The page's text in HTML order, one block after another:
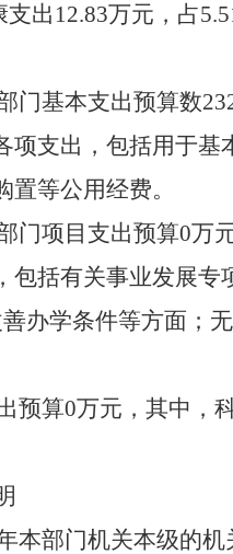
支出 12.83万元， 占5.
门基本支出预算数
项支出，包括用于
等公用经费。
门项目支出预算0万
括有关事业发展专
办学条件等方面；
预算0万元，其中，
本部门机关本级的机